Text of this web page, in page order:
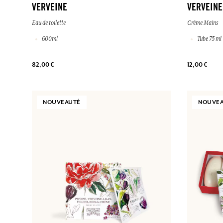
VERVEINE
Eau de toilette
600ml
82,00 €
VERVEINE
Crème Mains
Tube 75 ml
12,00 €
NOUVEAUTÉ